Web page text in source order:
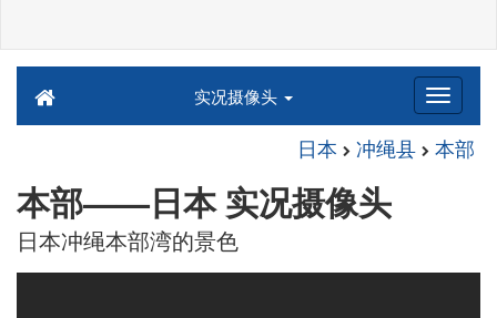
实况摄像头
日本 冲绳县 本部
本部——日本 实况摄像头
日本冲绳本部湾的景色